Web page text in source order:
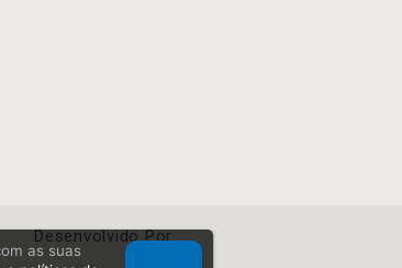
Desenvolvido Por
as suas